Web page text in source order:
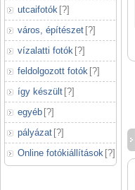
utcaifotók [?]
város, építészet [?]
vízalatti fotók [?]
feldolgozott fotók [?]
így készült [?]
egyéb [?]
pályázat [?]
Online fotókiállítások [?]